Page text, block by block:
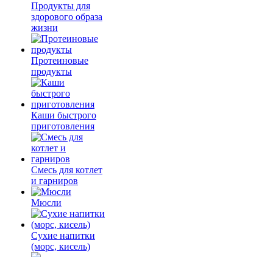
Продукты для
здорового образа
жизни
Протеиновые
продукты
Каши быстрого
приготовления
Смесь для котлет
и гарниров
Мюсли
Сухие напитки
(морс, кисель)